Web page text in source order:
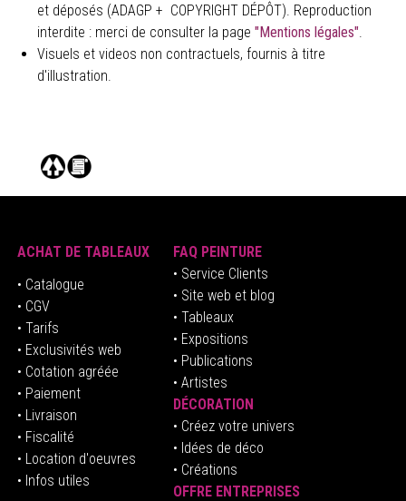
et déposés (ADAGP + COPYRIGHT DÉPÔT). Reproduction
interdite : merci de consulter la page "Mentions légales".
Visuels et videos non contractuels, fournis à titre
d'illustration.
ACHAT DE TABLEAUX
• Catalogue
• CGV
• Tarifs
• Exclusivités web
• Cotation agréée
• Paiement
• Livraison
• Fiscalité
• Location d'oeuvres
• Infos utiles
FAQ PEINTURE
• Service Clients
• Site web et blog
• Tableaux
• Expositions
• Publications
• Artistes
DÉCORATION
• Créez votre univers
• Idées de déco
• Créations
OFFRE ENTREPRISES